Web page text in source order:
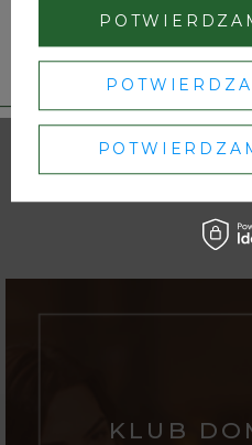
Poggio Landi Rosso di
Montalcino
125,00 zł
KLUB
Dbamy o